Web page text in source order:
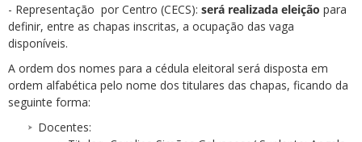
- Representação por Centro (CECS): será realizada eleição para
definir, entre as chapas inscritas, a ocupação das vaga
disponíveis.
A ordem dos nomes para a cédula eleitoral será disposta em
ordem alfabética pelo nome dos titulares das chapas, ficando da
seguinte forma:
Docentes: